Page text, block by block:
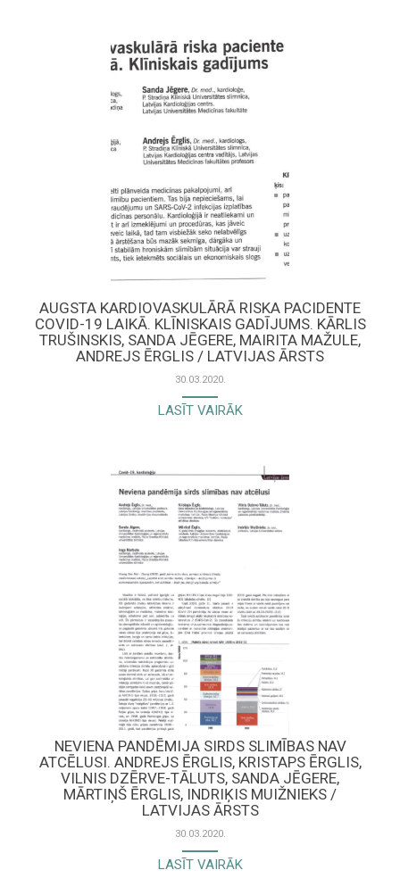
AUGSTA KARDIOVASKULĀRĀ RISKA PACIDENTE
COVID-19 LAIKĀ. KLĪNISKAIS GADĪJUMS. KĀRLIS
TRUŠINSKIS, SANDA JĒGERE, MAIRITA MAŽULE,
ANDREJS ĒRGLIS / LATVIJAS ĀRSTS
30.03.2020.
LASĪT VAIRĀK
NEVIENA PANDĒMIJA SIRDS SLIMĪBAS NAV
ATCĒLUSI. ANDREJS ĒRGLIS, KRISTAPS ĒRGLIS,
VILNIS DZĒRVE-TĀLUTS, SANDA JĒGERE,
MĀRTIŅŠ ĒRGLIS, INDRIĶIS MUIŽNIEKS /
LATVIJAS ĀRSTS
30.03.2020.
LASĪT VAIRĀK